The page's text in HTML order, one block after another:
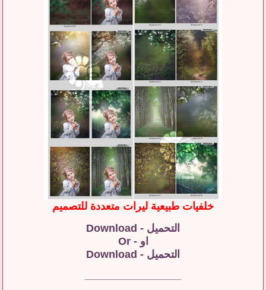
خلفيات طبيعية ليرات متعددة للتصميم
التحميل - Download
او - Or
التحميل - Download